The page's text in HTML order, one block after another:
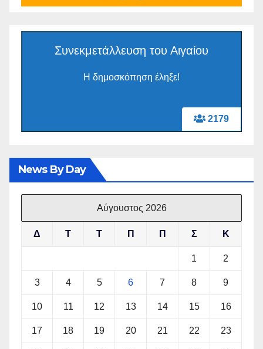
2179
Συνεκμετάλλευση του Αιγαίου
Η δημοσκόπηση έληξε!
News By Day
Αύγουστος 2026
Δ Τ Τ Π Π Σ Κ
1 2
3 4 5 6 7 8 9
10 11 12 13 14 15 16
17 18 19 20 21 22 23